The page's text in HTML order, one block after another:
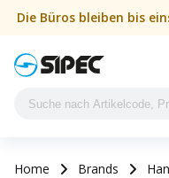
Die Büros bleiben bis
Home Brands